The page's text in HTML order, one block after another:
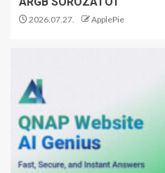
2026.07.27. ApplePie